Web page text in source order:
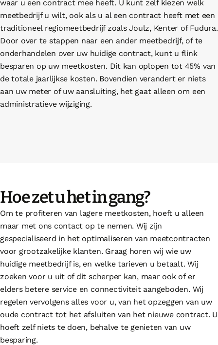
waar u een contract mee heeft. U kunt zelf kiezen welk
meetbedrijf u wilt, ook als u al een contract heeft met een
traditioneel regiomeetbedrijf zoals Joulz, Kenter of Fudura.
Door over te stappen naar een ander meetbedrijf, of te
onderhandelen over uw huidige contract, kunt u flink
besparen op uw meetkosten. Dit kan oplopen tot 45% van
de totale jaarlijkse kosten. Bovendien verandert er niets
aan uw meter of uw aansluiting, het gaat alleen om een
administratieve wijziging.
Hoe zet u het in gang?
Om te profiteren van lagere meetkosten, hoeft u alleen
maar met ons contact op te nemen. Wij zijn
gespecialiseerd in het optimaliseren van meetcontracten
voor grootzakelijke klanten. Graag horen wij wie uw
huidige meetbedrijf is, en welke tarieven u betaalt. Wij
zoeken voor u uit of dit scherper kan, maar ook of er
elders betere service en connectiviteit aangeboden. Wij
regelen vervolgens alles voor u, van het opzeggen van uw
oude contract tot het afsluiten van het nieuwe contract. U
hoeft zelf niets te doen, behalve te genieten van uw
besparing.